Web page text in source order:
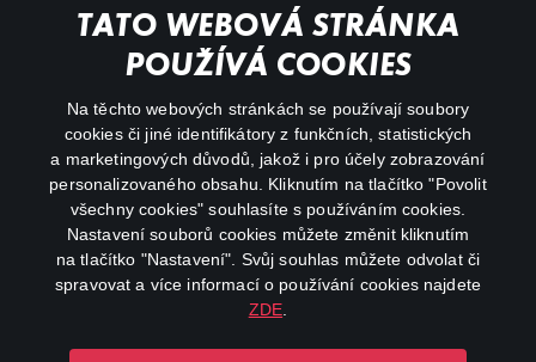
TATO WEBOVÁ STRÁNKA
POUŽÍVÁ COOKIES
Na těchto webových stránkách se používají soubory
cookies či jiné identifikátory z funkčních, statistických
a marketingových důvodů, jakož i pro účely zobrazování
personalizovaného obsahu. Kliknutím na tlačítko "Povolit
všechny cookies" souhlasíte s používáním cookies.
Nastavení souborů cookies můžete změnit kliknutím
na tlačítko "Nastavení". Svůj souhlas můžete odvolat či
spravovat a více informací o používání cookies najdete
ZDE
My profile
facebookinstagram
youtube